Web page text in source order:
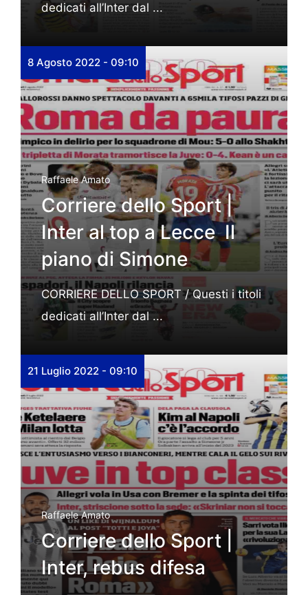
dedicati all’Inter dal ...
8 Agosto 2022 - 09:10
Raffaele Amato
Corriere dello Sport |
Inter al top a Lecce Il
piano di Simone
CORRIERE DELLO SPORT / Questi i titoli
dedicati all’Inter dal ...
21 Luglio 2022 - 09:10
Raffaele Amato
Corriere dello Sport |
Inter, rebus difesa